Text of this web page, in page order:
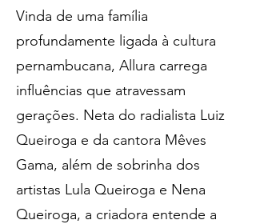
Vinda de uma família
profundamente ligada à cultura
pernambucana, Allura carrega
influências que atravessam
gerações. Neta do radialista Luiz
Queiroga e da cantora Mêves
Gama, além de sobrinha dos
artistas Lula Queiroga e Nena
Queiroga, a criadora entende a